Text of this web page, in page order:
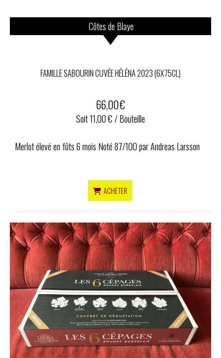
Côtes de Blaye
FAMILLE SABOURIN CUVÉE HÉLÉNA 2023 (6X75CL)
66,00€
Soit 11,00 € / Bouteille
Merlot élevé en fûts 6 mois Noté 87/100 par Andreas Larsson
ACHETER